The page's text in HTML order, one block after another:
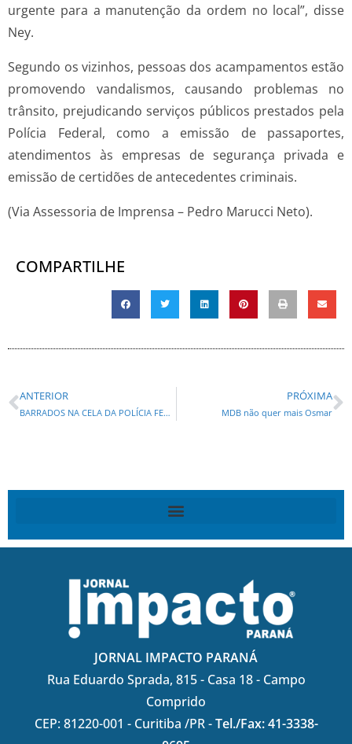
urgente para a manutenção da ordem no local”, disse
Ney.
Segundo os vizinhos, pessoas dos acampamentos estão
promovendo vandalismos, causando problemas no
trânsito, prejudicando serviços públicos prestados pela
Polícia Federal, como a emissão de passaportes,
atendimentos às empresas de segurança privada e
emissão de certidões de antecedentes criminais.
(Via Assessoria de Imprensa – Pedro Marucci Neto).
COMPARTILHE
ANTERIOR
BARRADOS NA CELA DA POLÍCIA FEDERAL : Requião faz governadores pagarem mico em Curitiba usando dinheiro público
PRÓXIMA
MDB não quer mais Osmar
JORNAL IMPACTO PARANÁ
Rua Eduardo Sprada, 815 - Casa 18 - Campo
Comprido
CEP: 81220-001 - Curitiba /PR -Tel./Fax: 41-3338-